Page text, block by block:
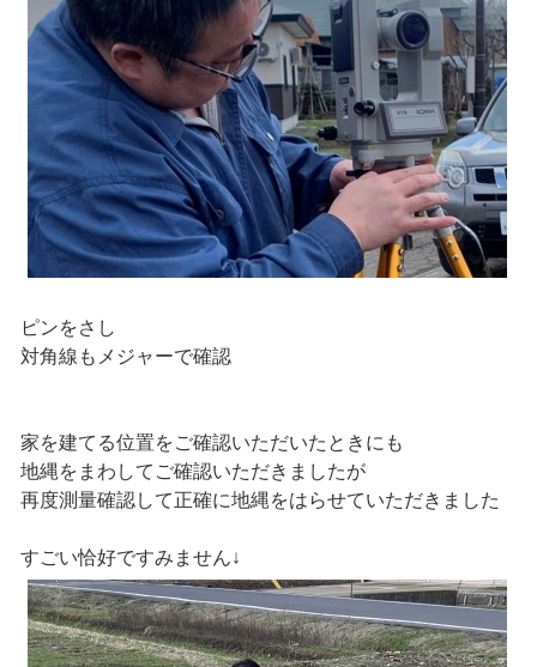
ピンをさし
対角線もメジャーで確認
家を建てる位置をご確認いただいたときにも
地縄をまわしてご確認いただきましたが
再度測量確認して正確に地縄をはらせていただきました
すごい恰好ですみません↓